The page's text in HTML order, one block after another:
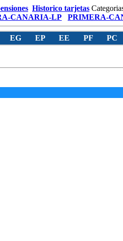
Historico tarjetas
CANARIA-LP PRIMERA-
EG EP EE PF PC